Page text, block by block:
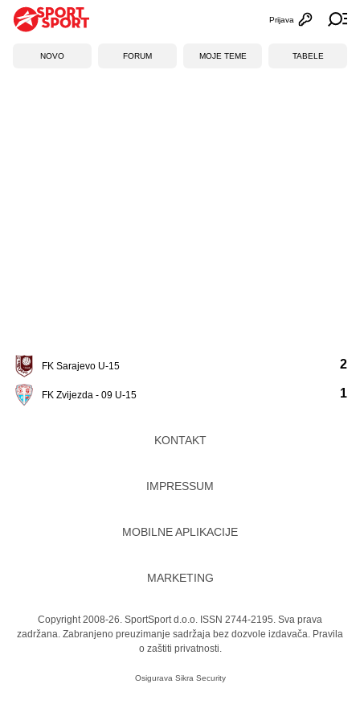
Otvori
Prijava
NOVO FORUM MOJE TEME TABELE
FK Sarajevo U-15
FK Zvijezda - 09 U-15
2
1
KONTAKT
IMPRESSUM
MOBILNE APLIKACIJE
MARKETING
Copyright 2008-26. SportSport d.o.o. ISSN 2744-2195. Sva prava
zadržana. Zabranjeno preuzimanje sadržaja bez dozvole izdavača. Pravila
o zaštiti privatnosti.
Osigurava Sikra Security